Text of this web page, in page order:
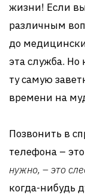
жизни! Если
различным
до
эта служба. Но
ту самую
времени на
Позвонить в
телефона –
нужно, – это
когда-нибудь